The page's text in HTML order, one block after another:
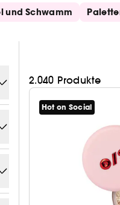
und Schwamm
2.040 Produkte
Hot on Social